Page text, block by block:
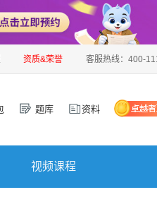
资质&荣誉 客服热线：400-
题库 资料
视频课程